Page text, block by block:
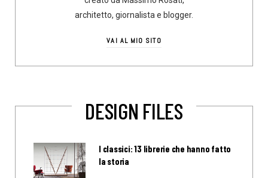
architetto, giornalista e blogger.
VAI AL MIO SITO
DESIGN FILES
I classici: 13 librerie che hanno fatto
la storia